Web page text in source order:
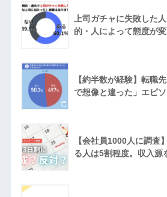
上司ガチャに失敗した
的・人によって態度が
【約半数が経験】転職
で想像と違った」エピ
【会社員1000人に調査
る人は5割程度。収入源